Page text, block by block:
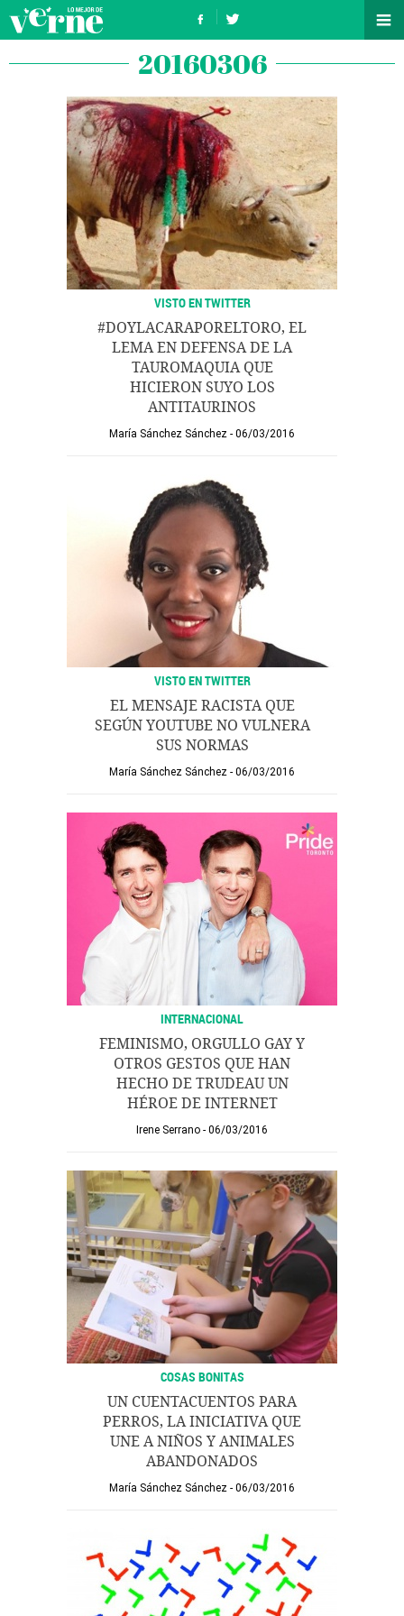
20160306
VISTO EN TWITTER
#DOYLACARAPORELTORO, EL
LEMA EN DEFENSA DE LA
TAUROMAQUIA QUE
HICIERON SUYO LOS
ANTITAURINOS
María Sánchez Sánchez 06/03/2016
VISTO EN TWITTER
EL MENSAJE RACISTA QUE
SEGÚN YOUTUBE NO VULNERA
SUS NORMAS
María Sánchez Sánchez 06/03/2016
INTERNACIONAL
FEMINISMO, ORGULLO GAY Y
OTROS GESTOS QUE HAN
HECHO DE TRUDEAU UN
HÉROE DE INTERNET
Irene Serrano 06/03/2016
COSAS BONITAS
UN CUENTACUENTOS PARA
PERROS, LA INICIATIVA QUE
UNE A NIÑOS Y ANIMALES
ABANDONADOS
María Sánchez Sánchez 06/03/2016